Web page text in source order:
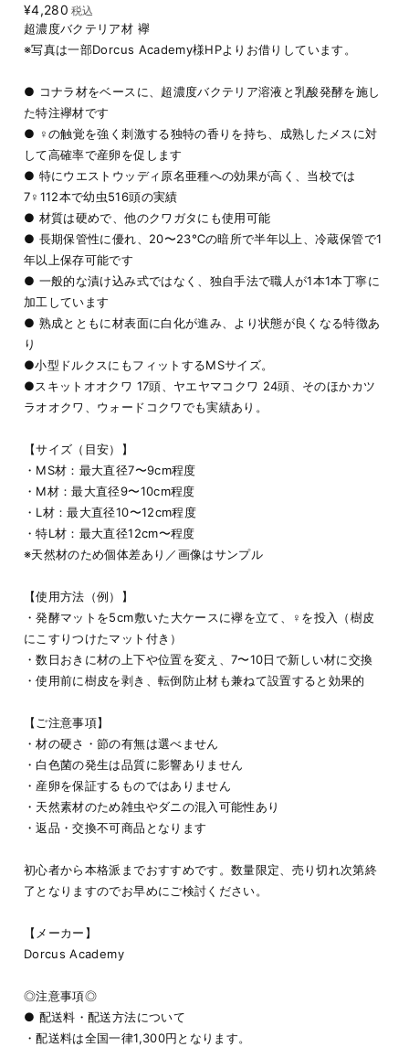
¥4,280 税込
超濃度バクテリア材 襷
※写真は一部Dorcus Academy様HPよりお借りしています。
● コナラ材をベースに、超濃度バクテリア溶液と乳酸発酵を施し
た特注襷材です
● ♀の触覚を強く刺激する独特の香りを持ち、成熟したメスに対
して高確率で産卵を促します
● 特にウエストウッディ原名亜種への効果が高く、当校では
7♀112本で幼虫516頭の実績
● 材質は硬めで、他のクワガタにも使用可能
● 長期保管性に優れ、20〜23℃の暗所で半年以上、冷蔵保管で1
年以上保存可能です
● 一般的な漬け込み式ではなく、独自手法で職人が1本1本丁寧に
加工しています
● 熟成とともに材表面に白化が進み、より状態が良くなる特徴あ
り
●小型ドルクスにもフィットするMSサイズ。
●スキットオオクワ 17頭、ヤエヤマコクワ 24頭、そのほかカツ
ラオオクワ、ウォードコクワでも実績あり。
【サイズ（目安）】
・MS材：最大直径7〜9cm程度
・M材：最大直径9〜10cm程度
・L材：最大直径10〜12cm程度
・特L材：最大直径12cm〜程度
※天然材のため個体差あり／画像はサンプル
【使用方法（例）】
・発酵マットを5cm敷いた大ケースに襷を立て、♀を投入（樹皮
にこすりつけたマット付き）
・数日おきに材の上下や位置を変え、7〜10日で新しい材に交換
・使用前に樹皮を剥き、転倒防止材も兼ねて設置すると効果的
【ご注意事項】
・材の硬さ・節の有無は選べません
・白色菌の発生は品質に影響ありません
・産卵を保証するものではありません
・天然素材のため雑虫やダニの混入可能性あり
・返品・交換不可商品となります
初心者から本格派までおすすめです。数量限定、売り切れ次第終
了となりますのでお早めにご検討ください。
【メーカー】
Dorcus Academy
◎注意事項◎
● 配送料・配送方法について
・配送料は全国一律1,300円となります。